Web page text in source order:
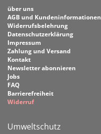
über uns
AGB und Kundeninformationen
Widerrufsbelehrung
Datenschutzerklärung
Impressum
Zahlung und Versand
Kontakt
Newsletter abonnieren
Jobs
FAQ
Barrierefreiheit
Widerruf
Umweltschutz